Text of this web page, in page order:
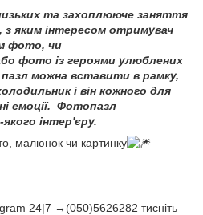
та захоплююче заняття
з яким інтересом отримувач
фото, чи
фото із героями улюблених
можна вставити в рамку,
і він кожного для
емоції. Фотопазл
інтер'єру.
малюнок чи картинку
24|7 →(050)5626282 тисніть